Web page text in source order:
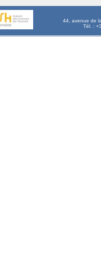
44, avenue de
Tél. :